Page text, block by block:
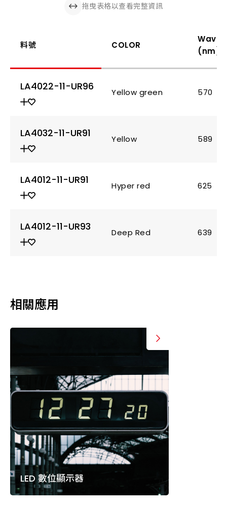
料號 COLOR
(nm)
LA4022-11-UR96 Yellow green 570
LA4032-11-UR91 Yellow 589
LA4012-11-UR91 Hyper red 625
LA4012-11-UR93 Deep Red 639
拖曳表格以查看完整資訊
相關應用
LED 數位顯示器